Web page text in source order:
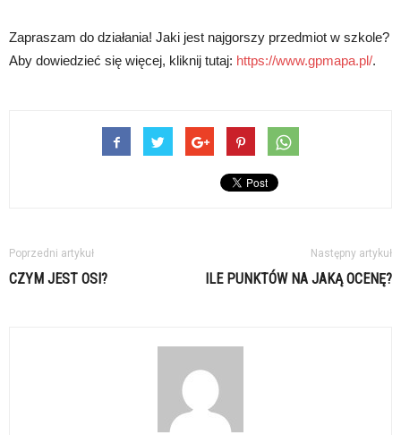
Zapraszam do działania! Jaki jest najgorszy przedmiot w szkole?
Aby dowiedzieć się więcej, kliknij tutaj: https://www.gpmapa.pl/.
Poprzedni artykuł
CZYM JEST OSI?
Następny artykuł
ILE PUNKTÓW NA JAKĄ OCENĘ?